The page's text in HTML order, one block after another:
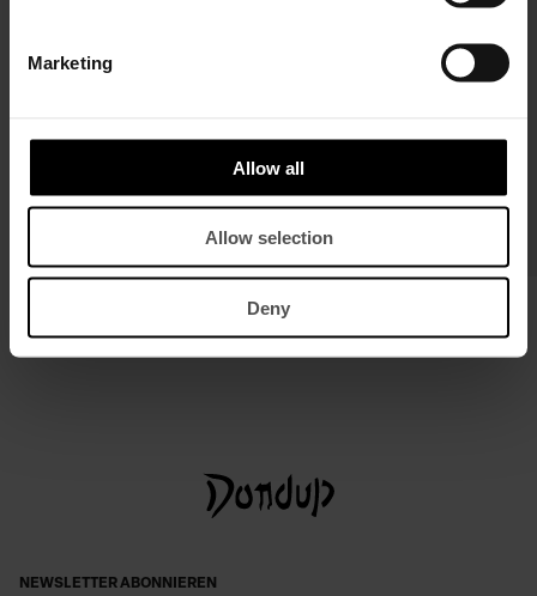
Marketing
Allow all
Allow selection
Deny
€ 260,00
NEWSLETTER ABONNIEREN